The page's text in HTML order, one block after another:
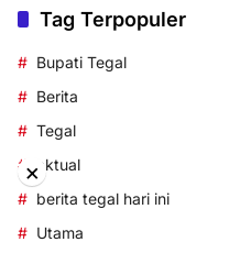
Tag Terpopuler
Bupati Tegal
Berita
Tegal
aktual
berita tegal hari ini
Utama
×